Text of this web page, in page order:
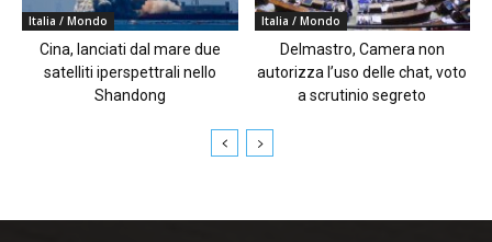
Italia / Mondo
Cina, lanciati dal mare due
satelliti iperspettrali nello
Shandong
Italia / Mondo
Delmastro, Camera non
autorizza l’uso delle chat, voto
a scrutinio segreto